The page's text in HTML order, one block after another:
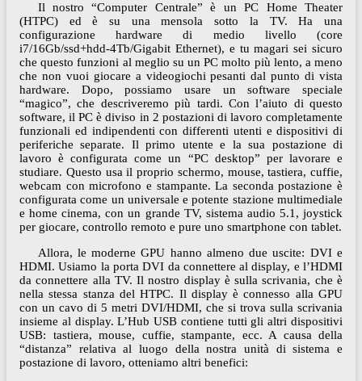
Il nostro “Computer Centrale” è un PC Home Theater
(HTPC) ed è su una mensola sotto la TV. Ha una
configurazione hardware di medio livello (core
i7/16Gb/ssd+hdd-4Tb/Gigabit Ethernet), e tu magari sei sicuro
che questo funzioni al meglio su un PC molto più lento, a meno
che non vuoi giocare a videogiochi pesanti dal punto di vista
hardware. Dopo, possiamo usare un software speciale
“magico”, che descriveremo più tardi. Con l’aiuto di questo
software, il PC è diviso in 2 postazioni di lavoro completamente
funzionali ed indipendenti con differenti utenti e dispositivi di
periferiche separate. Il primo utente e la sua postazione di
lavoro è configurata come un “PC desktop” per lavorare e
studiare. Questo usa il proprio schermo, mouse, tastiera, cuffie,
webcam con microfono e stampante. La seconda postazione è
configurata come un universale e potente stazione multimediale
e home cinema, con un grande TV, sistema audio 5.1, joystick
per giocare, controllo remoto e pure uno smartphone con tablet.
Allora, le moderne GPU hanno almeno due uscite: DVI e
HDMI. Usiamo la porta DVI da connettere al display, e l’HDMI
da connettere alla TV. Il nostro display è sulla scrivania, che è
nella stessa stanza del HTPC. Il display è connesso alla GPU
con un cavo di 5 metri DVI/HDMI, che si trova sulla scrivania
insieme al display. L’Hub USB contiene tutti gli altri dispositivi
USB: tastiera, mouse, cuffie, stampante, ecc. A causa della
“distanza” relativa al luogo della nostra unità di sistema e
postazione di lavoro, otteniamo altri benefici: